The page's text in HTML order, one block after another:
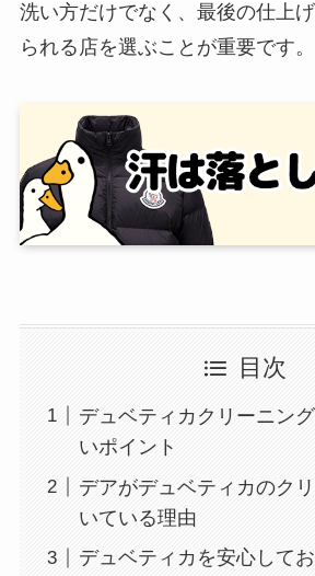
洗い方だけでなく、最後の仕上
られる店を選ぶことが重要です。
目次
デュベティカクリーニン
いポイント
デアがデュベティカのク
いている理由
デュベティカを安心して